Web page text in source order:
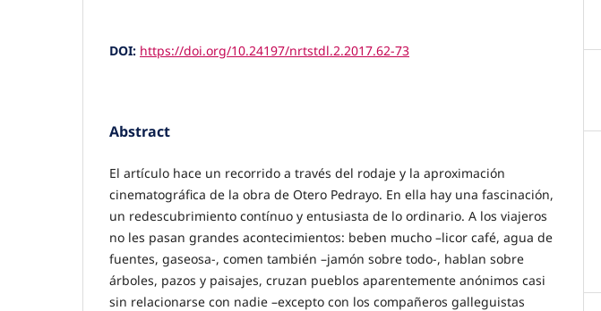
DOI: https://doi.org/10.24197/nrtstdl.2.2017.62-73
Abstract
El artículo hace un recorrido a través del rodaje y la aproximación
cinematográfica de la obra de Otero Pedrayo. En ella hay una fascinación,
un redescubrimiento contínuo y entusiasta de lo ordinario. A los viajeros
no les pasan grandes acontecimientos: beben mucho –licor café, agua de
fuentes, gaseosa-, comen también –jamón sobre todo-, hablan sobre
árboles, pazos y paisajes, cruzan pueblos aparentemente anónimos casi
sin relacionarse con nadie –excepto con los compañeros galleguistas